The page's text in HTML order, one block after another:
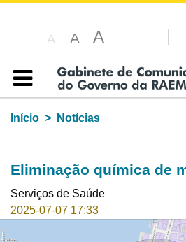
A A A
Índice
Início
Notícias
Eliminação química de
Serviços de Saúde
2025-07-07 17:33